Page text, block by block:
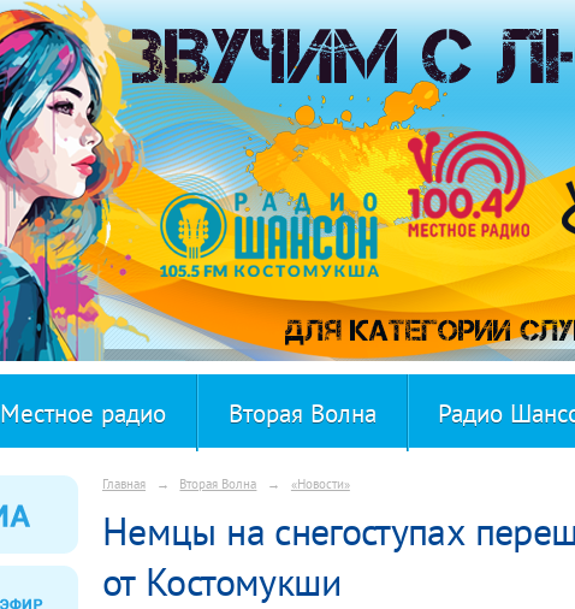
Местное радио Вторая Волна Радио
Главная → Вторая Волна → «Новости»
Немцы на снегоступах
от Костомукши